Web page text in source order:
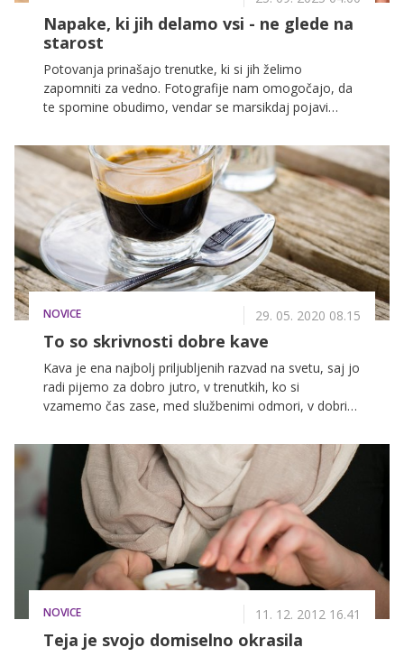
Napake, ki jih delamo vsi - ne glede na
starost
Potovanja prinašajo trenutke, ki si jih želimo
zapomniti za vedno. Fotografije nam omogočajo, da
te spomine obudimo, vendar se marsikdaj pojavi
trenutek? V nadaljevanju razkrivamo praktične trike,
kako posneti popolne fotografije in hkrati uživati v
doživetju.
NOVICE 29. 05. 2020 08.15
To so skrivnosti dobre kave
Kava je ena najbolj priljubljenih razvad na svetu, saj jo
radi pijemo za dobro jutro, v trenutkih, ko si
vzamemo čas zase, med službenimi odmori, v dobri
skriva v opojni mešanici kavnih zrn, ki predrami naše
čute, zato ni presenetljivo, da je kava veliko več kot
samo kava, saj je nepogrešljiv ritual, ki ga imamo na
vsakodnevnem urniku. Še več, strokovnjaki razkrivajo,
da ima kava mnogo pozitivnih učinkov, ki vam jih
razkrivamo v nadaljevanju.
NOVICE 11. 12. 2012 16.41
Teja je svojo domiselno okrasila